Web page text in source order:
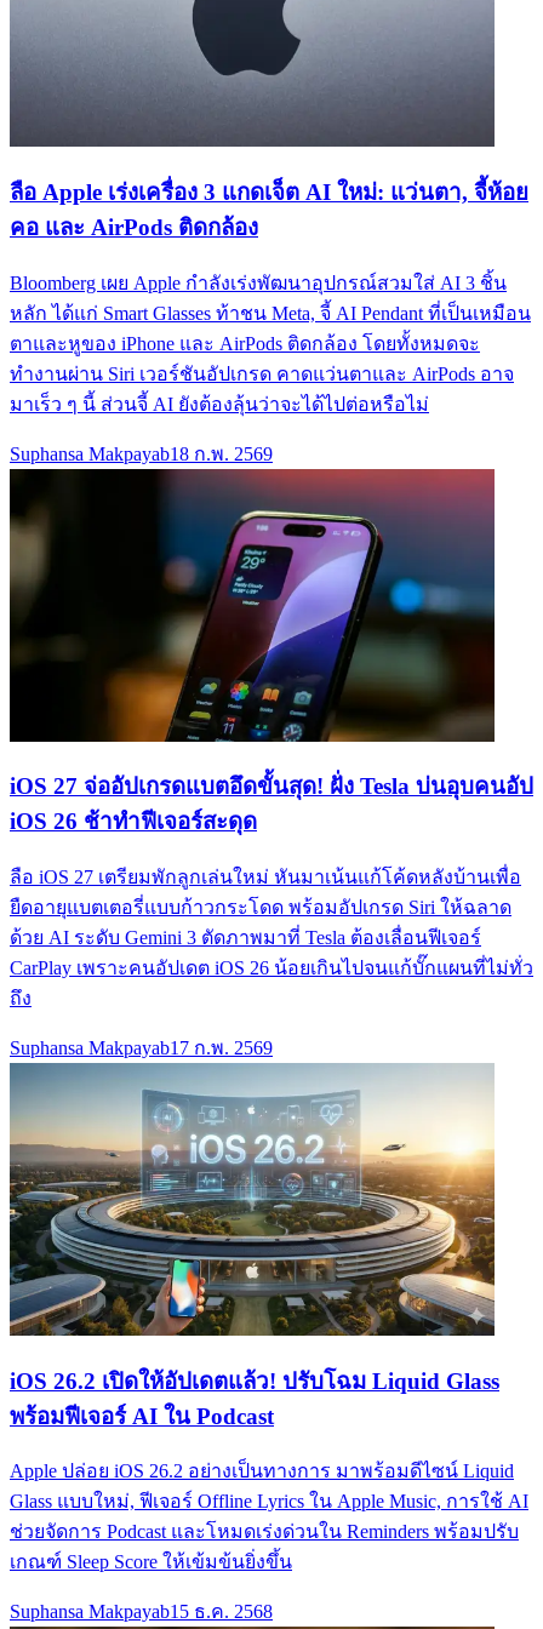
ลือ Apple เร่งเครื่อง 3 แกดเจ็ต AI ใหม่: แว่นตา, จี้ห้อย
คอ และ AirPods ติดกล้อง
Bloomberg เผย Apple กำลังเร่งพัฒนาอุปกรณ์สวมใส่ AI 3 ชิ้น
หลัก ได้แก่ Smart Glasses ท้าชน Meta, จี้ AI Pendant ที่เป็นเหมือน
ตาและหูของ iPhone และ AirPods ติดกล้อง โดยทั้งหมดจะ
ทำงานผ่าน Siri เวอร์ชันอัปเกรด คาดแว่นตาและ AirPods อาจ
มาเร็ว ๆ นี้ ส่วนจี้ AI ยังต้องลุ้นว่าจะได้ไปต่อหรือไม่
Suphansa Makpayab18 ก.พ. 2569
iOS 27 จ่ออัปเกรดแบตอึดขั้นสุด! ฝั่ง Tesla บ่นอุบคนอัป
iOS 26 ช้าทำฟีเจอร์สะดุด
ลือ iOS 27 เตรียมพักลูกเล่นใหม่ หันมาเน้นแก้โค้ดหลังบ้านเพื่อ
ยืดอายุแบตเตอรี่แบบก้าวกระโดด พร้อมอัปเกรด Siri ให้ฉลาด
ด้วย AI ระดับ Gemini 3 ตัดภาพมาที่ Tesla ต้องเลื่อนฟีเจอร์
CarPlay เพราะคนอัปเดต iOS 26 น้อยเกินไปจนแก้บั๊กแผนที่ไม่ทั่ว
ถึง
Suphansa Makpayab17 ก.พ. 2569
iOS 26.2 เปิดให้อัปเดตแล้ว! ปรับโฉม Liquid Glass
พร้อมฟีเจอร์ AI ใน Podcast
Apple ปล่อย iOS 26.2 อย่างเป็นทางการ มาพร้อมดีไซน์ Liquid
Glass แบบใหม่, ฟีเจอร์ Offline Lyrics ใน Apple Music, การใช้ AI
ช่วยจัดการ Podcast และโหมดเร่งด่วนใน Reminders พร้อมปรับ
เกณฑ์ Sleep Score ให้เข้มข้นยิ่งขึ้น
Suphansa Makpayab15 ธ.ค. 2568